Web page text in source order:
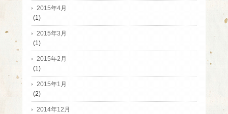
2015年4月
(1)
2015年3月
(1)
2015年2月
(1)
2015年1月
(2)
2014年12月